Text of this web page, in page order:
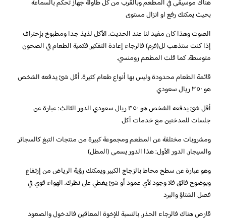
هناك موسيقى في المطعم وبالقرب من كل طاولة جهاز تحكم بالسماعة
بحيث يمكنك رفع او انزال مستوى
الصوت وهذا كان مفيد لنا عند الحديث. الأكل لذيذ جدا ومطبوخ بإحتراف
إذا كنت ستذهب لل(فرم) فالرجاء إعادة التفكير فكمية الطعام في الصحون
متوسطة. كما قلت المطعم رومنسي.
قائمة الطعام محدودة وليس بها أنواع طعام كثيرة. أقل شئ يدفعه الشخص
هو ٣٥٠ ريال سعودي
أقل شئ يدفعه الشخص هو ٣٥٠ ريال سعودي الدور الثالث: عبارة عن
جلسات للمدخنين مع خدمات أكل
ومشروبات مختلفة عن المطعم ومجموعة كبيرة من منتجات التبغ كالسجائر
والسيجار. الدور الأول: هذا الدور يسمى (المطل)
وهو عبارة عن سطح محاط بالزجاج الكبير ويمكنك رؤية الرياض من إرتفاع
وبوضوح فائق فلا وجود لأي عمود أو شئ يغطي على نظرك. الهواء قوي في
فصل الشتاؤ والبرد
قارص هناك فالرجاء الحذر. بالنسبة للإخوة المعاقين فالدخول والصعود